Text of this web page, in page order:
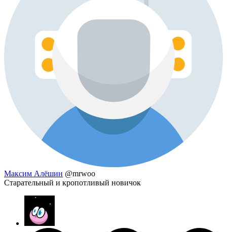
Максим Алёшин @mrwoo
Старательный и кропотливый новичок